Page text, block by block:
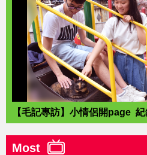
【毛記專訪】小情侶開page
Most